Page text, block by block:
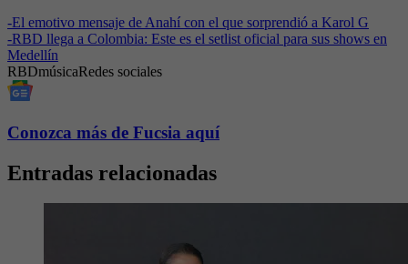
-El emotivo mensaje de Anahí con el que sorprendió a Karol G
-RBD llega a Colombia: Este es el setlist oficial para sus shows en
Medellín
RBDmúsicaRedes sociales
Conozca más de Fucsia aquí
Entradas relacionadas